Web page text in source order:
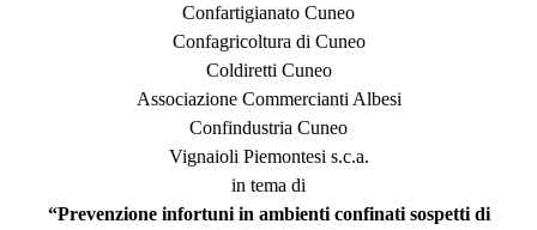
Confartigianato Cuneo
Confagricoltura di Cuneo
Coldiretti Cuneo
Associazione Commercianti Albesi
Confindustria Cuneo
Vignaioli Piemontesi s.c.a.
in tema di
“Prevenzione infortuni in ambienti confinati sospetti di